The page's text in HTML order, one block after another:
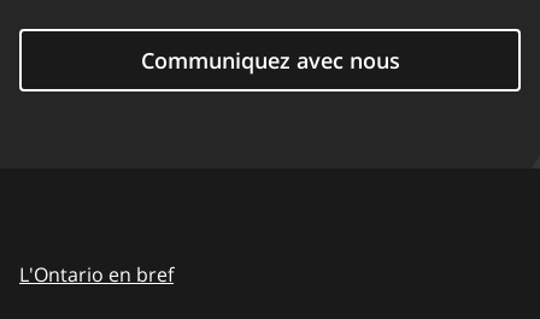
Communiquez avec nous
L'Ontario en bref